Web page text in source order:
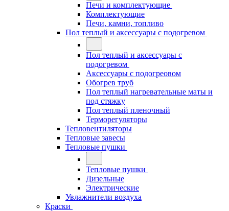
Печи и комплектующие
Комплектующие
Печи, камни, топливо
Пол теплый и аксессуары с подогревом
Пол теплый и аксессуары с
подогревом
Аксессуары с подогреовом
Обогрев труб
Пол теплый нагревательные маты и
под стяжку
Пол теплый пленочный
Терморегуляторы
Тепловентиляторы
Тепловые завесы
Тепловые пушки
Тепловые пушки
Дизельные
Электрические
Увлажнители воздуха
Краски